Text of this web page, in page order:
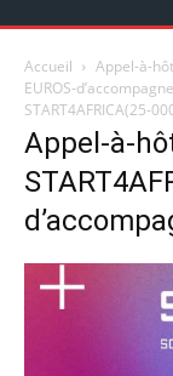
Accueil
Appel-à-
EUROS-
START4AFRICA(25-
Appel-à-